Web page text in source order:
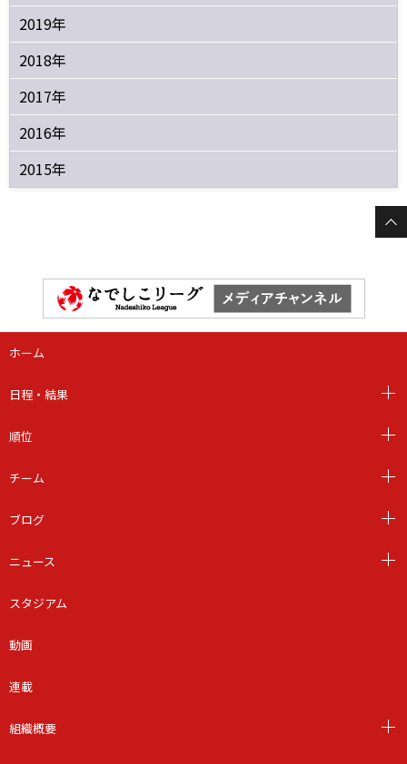
2019年
2018年
2017年
2016年
2015年
ホーム
日程・結果
順位
チーム
ブログ
ニュース
スタジアム
動画
連載
組織概要